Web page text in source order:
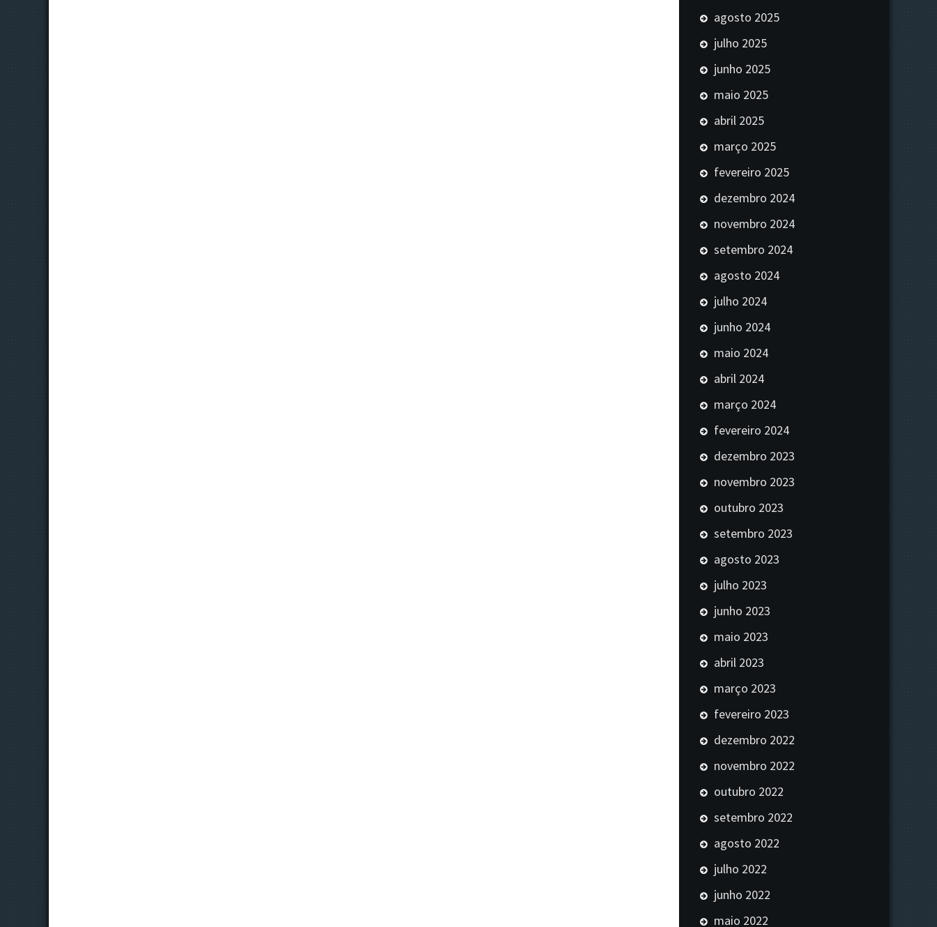
agosto 2025
julho 2025
junho 2025
maio 2025
abril 2025
março 2025
fevereiro 2025
dezembro 2024
novembro 2024
setembro 2024
agosto 2024
julho 2024
junho 2024
maio 2024
abril 2024
março 2024
fevereiro 2024
dezembro 2023
novembro 2023
outubro 2023
setembro 2023
agosto 2023
julho 2023
junho 2023
maio 2023
abril 2023
março 2023
fevereiro 2023
dezembro 2022
novembro 2022
outubro 2022
setembro 2022
agosto 2022
julho 2022
junho 2022
maio 2022